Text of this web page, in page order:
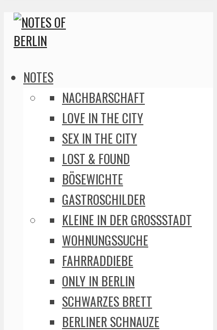
NOTES
NACHBARSCHAFT
LOVE IN THE CITY
SEX IN THE CITY
LOST & FOUND
BÖSEWICHTE
GASTROSCHILDER
KLEINE IN DER GROSSSTADT
WOHNUNGSSUCHE
FAHRRADDIEBE
ONLY IN BERLIN
SCHWARZES BRETT
BERLINER SCHNAUZE